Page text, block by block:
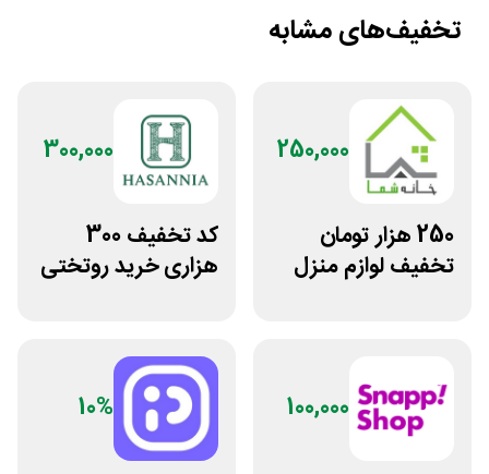
تخفیف‌های مشابه
250,000
250 هزار تومان
تخفیف لوازم منزل
300,000
کد تخفیف 300
هزاری خرید روتختی
100,000
10%